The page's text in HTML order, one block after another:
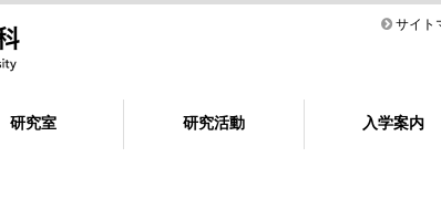
サイト
研究室 研究活動 入学案内